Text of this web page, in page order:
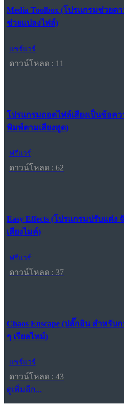
Media Toolbox (โปรแกรมช่วยด
ช่วยแปลงไฟล์)
แชร์แวร์
ดาวน์โหลด : 11
โปรแกรมถอดไฟล์เสียงเป็นข้อค
พิมพ์ตามเสียงพูด)
ฟรีแวร์
ดาวน์โหลด : 62
Easy Effects (โปรแกรมปรับแต่ง
เสียงไมค์)
ฟรีแวร์
ดาวน์โหลด : 37
Chaos Enscape (ปลั๊กอิน สำหรับ
ๆ เรียลไทม์)
แชร์แวร์
ดาวน์โหลด : 43
ดูเพิ่มอีก...